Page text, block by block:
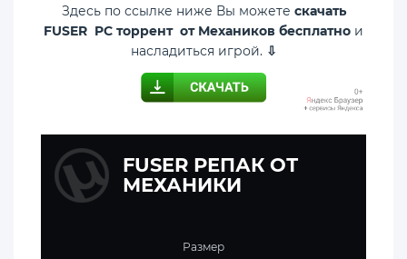
Здесь по ссылке ниже Вы можете скачать
FUSER PC торрент от Механиков бесплатно и
насладиться игрой. ⇩
FUSER РЕПАК ОТ
МЕХАНИКИ
Размер